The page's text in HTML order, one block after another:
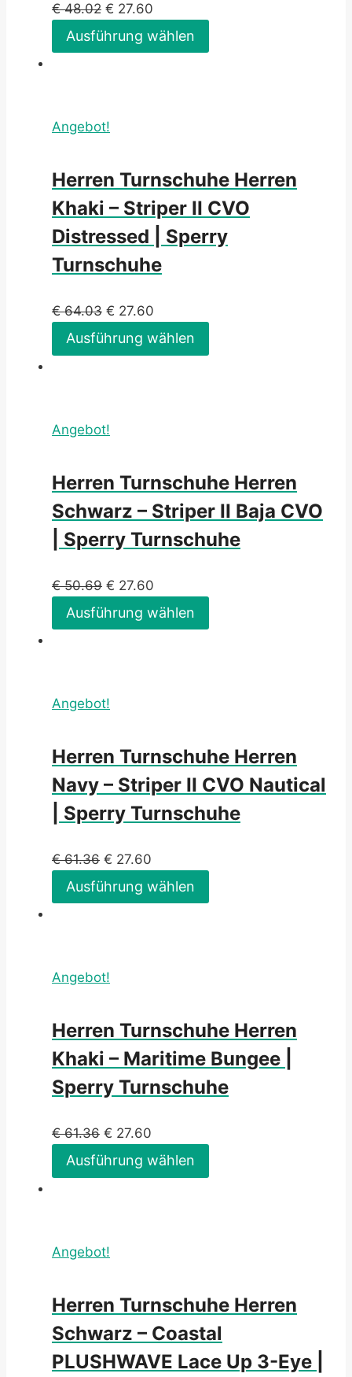
€48.02 € 27.60
Ausführung wählen
Angebot!
Herren Turnschuhe Herren
Khaki – Striper II CVO
Distressed | Sperry
Turnschuhe
€64.03 € 27.60
Ausführung wählen
Angebot!
Herren Turnschuhe Herren
Schwarz – Striper II Baja CVO
| Sperry Turnschuhe
€50.69 € 27.60
Ausführung wählen
Angebot!
Herren Turnschuhe Herren
Navy – Striper II CVO Nautical
| Sperry Turnschuhe
€61.36 € 27.60
Ausführung wählen
Angebot!
Herren Turnschuhe Herren
Khaki – Maritime Bungee |
Sperry Turnschuhe
€61.36 € 27.60
Ausführung wählen
Angebot!
Herren Turnschuhe Herren
Schwarz – Coastal
PLUSHWAVE Lace Up 3-Eye |